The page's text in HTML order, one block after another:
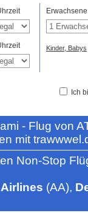
Erwachsene
Kinder, Babys
Ich
- Flug von
mit
Non-Stop
(AA),